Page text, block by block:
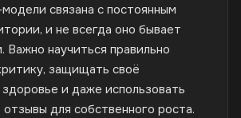
связана с постоянным
и не всегда оно бывает
Важно научиться правильно
защищать своё
и даже использовать
для собственного роста.